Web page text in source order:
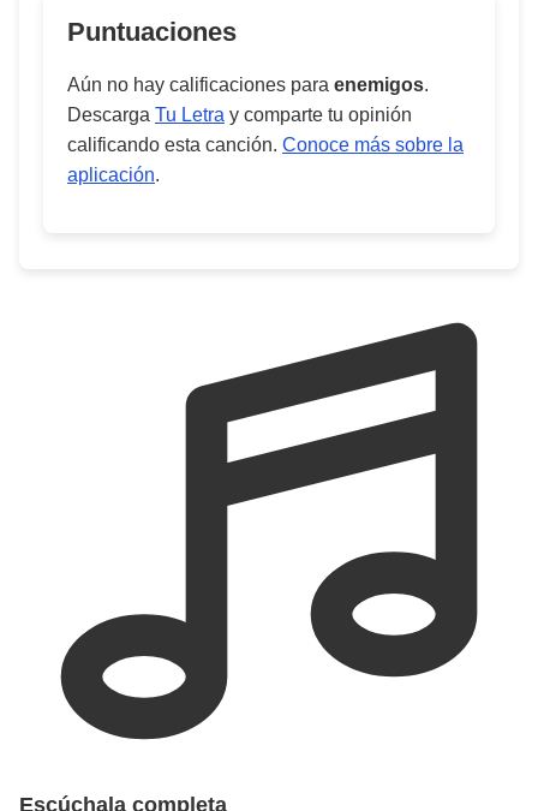
Puntuaciones
Aún no hay calificaciones para enemigos.
Descarga Tu Letra y comparte tu opinión
calificando esta canción. Conoce más sobre la
aplicación.
Escúchala completa